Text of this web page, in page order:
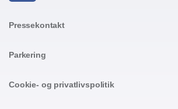
Pressekontakt
Parkering
Cookie- og privatlivspolitik